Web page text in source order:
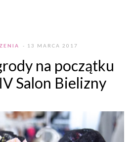
- 13 MARCA 2017
na początku
Salon Bielizny